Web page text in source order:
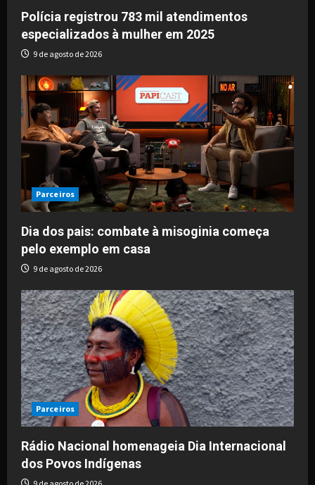
Polícia registrou 783 mil atendimentos
especializados à mulher em 2025
9 de agosto de 2026
Parceiros
Dia dos pais: combate à misoginia começa
pelo exemplo em casa
9 de agosto de 2026
Parceiros
Rádio Nacional homenageia Dia Internacional
dos Povos Indígenas